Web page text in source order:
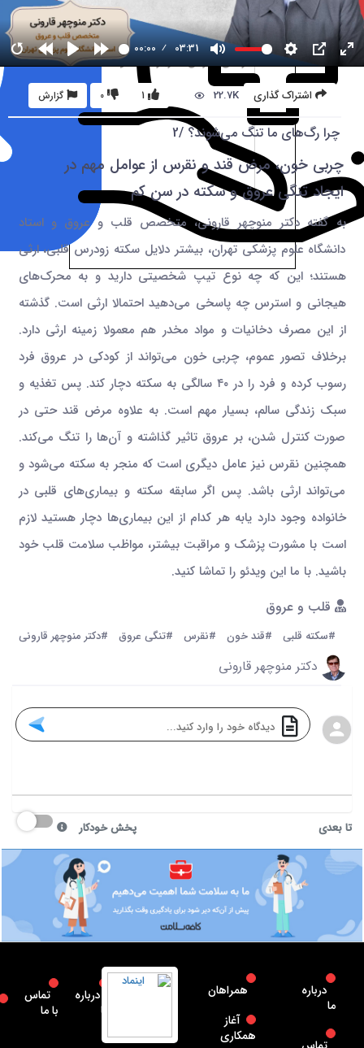
00:00 03:31
اشتراک گذاری 22.7K گزارش 0 1
چرا رگ‌های ما تنگ می‌شوند؟ /2
چربی خون، مرض قند و نقرس از عوامل مهم در
ایجاد تنگی عروق و سکته در سن کم
به گفته دکتر منوچهر قارونی، متخصص قلب و عروق و استاد
دانشگاه علوم پزشکی تهران، بیشتر دلایل سکته زودرس قلبی، ارثی
هستند؛ این که چه نوع تیپ شخصیتی دارید و به محرک‌های
هیجانی و استرس چه پاسخی می‌دهید احتمالا ارثی است. گذشته
از این مصرف دخانیات و مواد مخدر هم معمولا زمینه ارثی دارد.
برخلاف تصور عموم، چربی خون می‌تواند از کودکی در عروق فرد
رسوب کرده و فرد را در ۴۰ سالگی به سکته دچار کند. پس تغذیه و
سبک زندگی سالم، بسیار مهم است. به علاوه مرض قند حتی در
صورت کنترل شدن، بر عروق تاثیر گذاشته و آن‌ها را تنگ می‌کند.
همچنین نقرس نیز عامل دیگری است که منجر به سکته می‌شود و
می‌تواند ارثی باشد. پس اگر سابقه سکته و بیماری‌های قلبی در
خانواده وجود دارد یابه هر کدام از این بیماری‌ها دچار هستید لازم
است با مشورت پزشک و مراقبت بیشتر، مواظب سلامت قلب خود
باشید. با ما این ویدئو را تماشا کنید.
قلب و عروق
#سکته قلبی #قند خون #نقرس #تنگی عروق #دکتر منوچهر قارونی
دکتر منوچهر قارونی
تا بعدی پخش خودکار
درباره
ما
همراهان
آغاز
همکاری
درباره
ما
تماس
با ما